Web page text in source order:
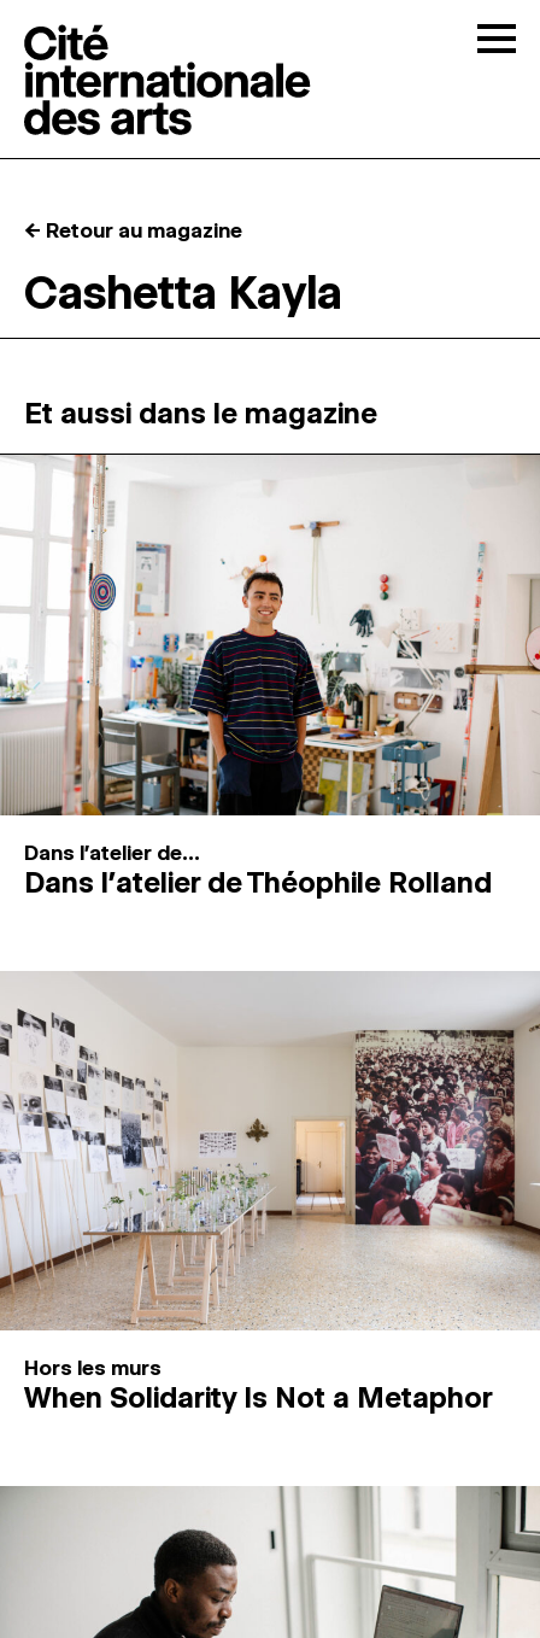
RÉSIDENCES ↓
ATELIERS OUVERTS
PROGRAMMATION
MAGAZINE
ESPACES DE PRATIQUE ARTISTIQUE ↓
Recherche
Connexion
← Retour au magazine
Cashetta Kayla
Et aussi dans le magazine
Dans l'atelier de...
Dans l’atelier de Théophile Rolland
Hors les murs
When Solidarity Is Not a Metaphor